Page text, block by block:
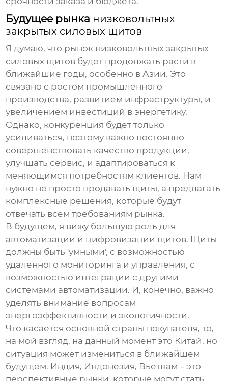
Будущее рынка низковольтных
закрытых силовых щитов
Я думаю, что рынок низковольтных закрытых
силовых щитов будет продолжать расти в
ближайшие годы, особенно в Азии. Это
связано с ростом промышленного
производства, развитием инфраструктуры, и
увеличением инвестиций в энергетику.
Однако, конкуренция будет только
усиливаться, поэтому важно постоянно
совершенствовать качество продукции,
улучшать сервис, и адаптироваться к
меняющимся потребностям клиентов. Нам
нужно не просто продавать щиты, а предлагать
комплексные решения, которые будут
отвечать всем требованиям рынка.
В будущем, я вижу большую роль для
автоматизации и цифровизации щитов. Щиты
должны быть 'умными', с возможностью
удаленного мониторинга и управления, с
возможностью интеграции с другими
системами автоматизации. И, конечно, важно
уделять внимание вопросам
энергоэффективности и экологичности.
Что касается основной страны покупателя, то,
на мой взгляд, на данный момент это Китай, но
ситуация может измениться в ближайшем
будущем. Индия, Индонезия, Вьетнам – это